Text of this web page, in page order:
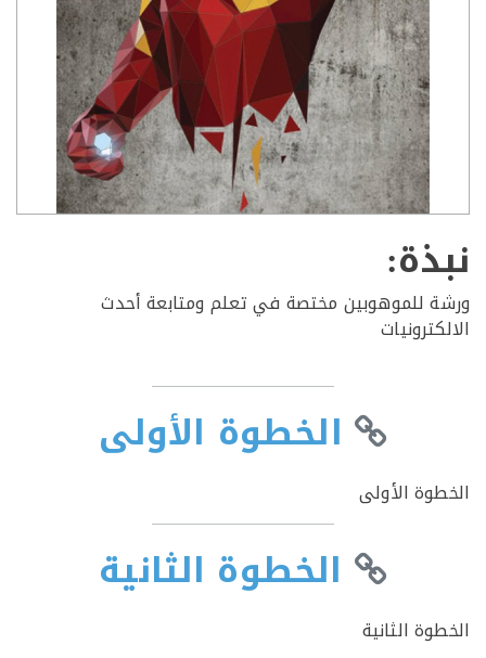
للموهوبين مختصة في تعلم ومتابعة أحدث
الخطوة الأولى
الأولى
الخطوة الثانية
الثانية